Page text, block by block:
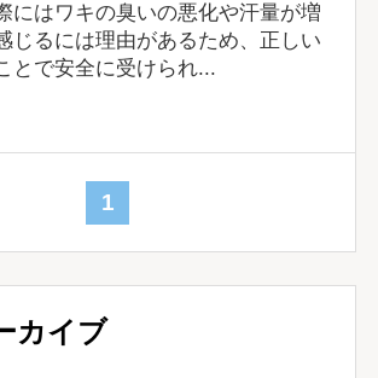
にはワキの臭いの悪化や汗量が増
じるには理由があるため、正しい
とで安全に受けられ...
1
カイブ